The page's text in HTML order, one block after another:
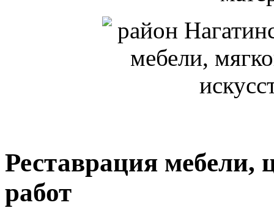
Реставрация мебели,
работ